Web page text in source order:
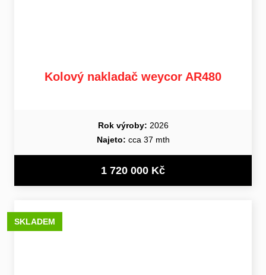
Kolový nakladač weycor AR480
Rok výroby: 2026
Najeto: cca 37 mth
1 720 000 Kč
SKLADEM